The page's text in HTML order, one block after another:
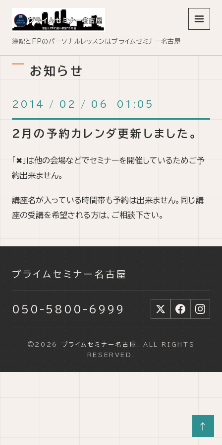
↑
簿記とFPのパーソナルレッスンはプライムセミナー名古屋
メニュ
お知らせ
2014 / 02 / 06 01:05
２月の予約カレンダ更新しました。
「✖」は他の会場などでセミナーを開催しているためご予
約出来ません。
講座名が入っている時間帯も予約は出来ません。同じ講
座の受講を希望される方は、ご相談下さい。
プライムセミナー名古屋
050-5800-6999
©2026 プライムセミナー名古屋
. ALL RIGHTS
RESERVED.